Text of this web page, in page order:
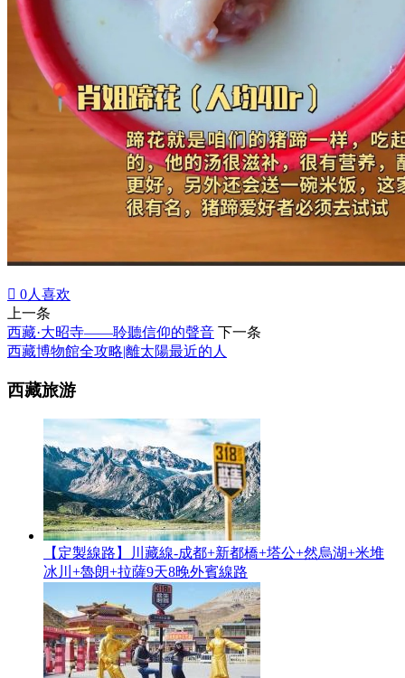
 0人喜欢
上一条
西藏·大昭寺——聆聽信仰的聲音 下一条
西藏博物館全攻略|離太陽最近的人
西藏旅游
【定製線路】川藏線-成都+新都橋+塔公+然烏湖+米堆
冰川+魯朗+拉薩9天8晚外賓線路